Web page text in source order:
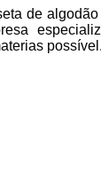
de
possível.